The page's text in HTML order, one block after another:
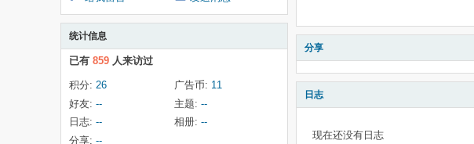
统计信息
已有 859 人来访过
积分: 26 广告币: 11
好友: -- 主题: --
日志: -- 相册: --
分享: --
分享
日志
现在还没有日志